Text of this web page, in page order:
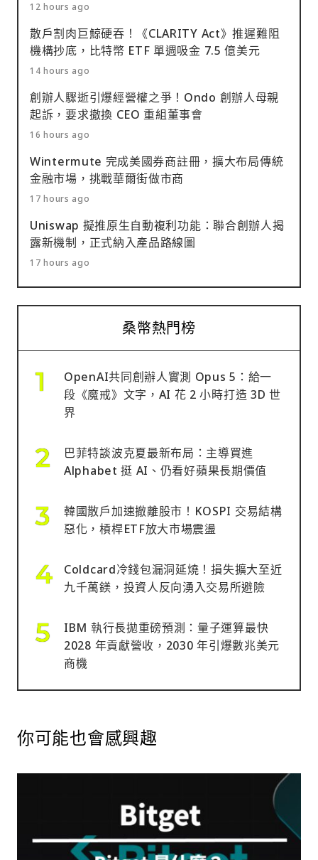
12 hours ago
散戶割肉巨鯨硬吞！《CLARITY Act》推遲難阻
機構抄底，比特幣 ETF 單週吸金 7.5 億美元
14 hours ago
創辦人驟逝引爆經營權之爭！Ondo 創辦人母親
起訴，要求撤換 CEO 重組董事會
16 hours ago
Wintermute 完成美國券商註冊，擴大布局傳統
金融市場，挑戰華爾街做市商
17 hours ago
Uniswap 擬推原生自動複利功能：聯合創辦人揭
露新機制，正式納入產品路線圖
17 hours ago
桑幣熱門榜
OpenAI共同創辦人實測 Opus 5：給一
段《魔戒》文字，AI 花 2 小時打造 3D 世
界
巴菲特談波克夏最新布局：主導買進
Alphabet 挺 AI、仍看好蘋果長期價值
韓國散戶加速撤離股市！KOSPI 交易結構
惡化，槓桿ETF放大市場震盪
Coldcard冷錢包漏洞延燒！損失擴大至近
九千萬鎂，投資人反向湧入交易所避險
IBM 執行長拋重磅預測：量子運算最快
2028 年貢獻營收，2030 年引爆數兆美元
商機
你可能也會感興趣